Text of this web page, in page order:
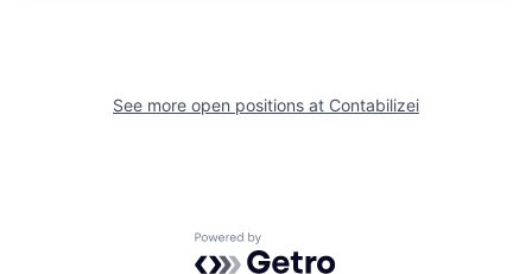
See more open positions at Contabilizei
Powered by Getro.com